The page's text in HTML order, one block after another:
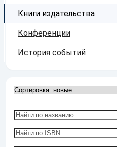
Книги издательства
Конференции
История событий